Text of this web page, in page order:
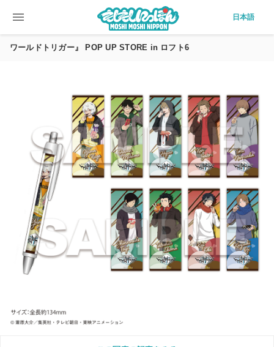
menu 日本語
ワールドトリガー』 POP UP STORE in ロフト6